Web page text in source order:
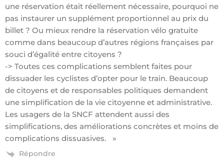
une réservation était réellement nécessaire, pourquoi ne
pas instaurer un supplément proportionnel au prix du
billet ? Ou mieux rendre la réservation vélo gratuite
comme dans beaucoup d’autres régions françaises par
souci d’égalité entre citoyens ?
-> Toutes ces complications semblent faites pour
dissuader les cyclistes d’opter pour le train. Beaucoup
de citoyens et de responsables politiques demandent
une simplification de la vie citoyenne et administrative.
Les usagers de la SNCF attendent aussi des
simplifications, des améliorations concrètes et moins de
complications dissuasives. »
Répondre